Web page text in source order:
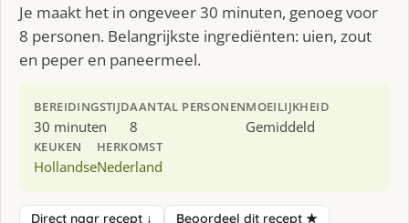
Je maakt het in ongeveer 30 minuten, genoeg voor
8 personen. Belangrijkste ingrediënten: uien, zout
en peper en paneermeel.
BEREIDINGSTIJD
30 minuten
AANTAL PERSONEN
8
MOEILIJKHEID
Gemiddeld
KEUKEN
Hollandse
HERKOMST
Nederland
Direct naar recept ↓ Beoordeel dit recept ★